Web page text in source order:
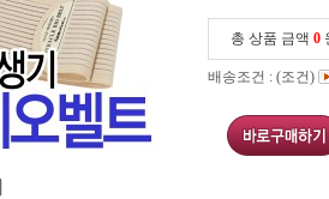
총 상품 금액 0
배송조건 : (조건)